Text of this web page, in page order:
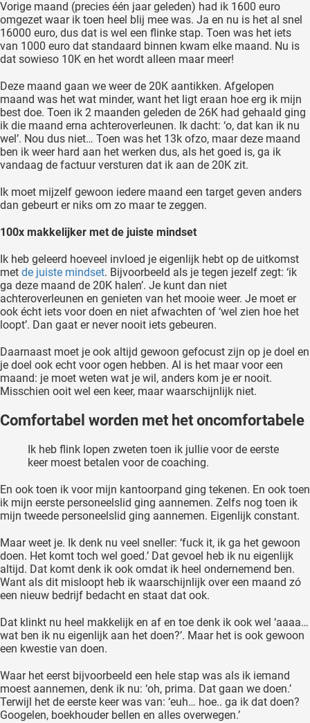
Vorige maand (precies één jaar geleden) had ik 1600 euro
omgezet waar ik toen heel blij mee was. Ja en nu is het al snel
16000 euro, dus dat is wel een flinke stap. Toen was het iets
van 1000 euro dat standaard binnen kwam elke maand. Nu is
dat sowieso 10K en het wordt alleen maar meer!
Deze maand gaan we weer de 20K aantikken. Afgelopen
maand was het wat minder, want het ligt eraan hoe erg ik mijn
best doe. Toen ik 2 maanden geleden de 26K had gehaald ging
ik die maand erna achteroverleunen. Ik dacht: ‘o, dat kan ik nu
wel’. Nou dus niet… Toen was het 13k ofzo, maar deze maand
ben ik weer hard aan het werken dus, als het goed is, ga ik
vandaag de factuur versturen dat ik aan de 20K zit.
Ik moet mijzelf gewoon iedere maand een target geven anders
dan gebeurt er niks om zo maar te zeggen.
100x makkelijker met de juiste mindset
Ik heb geleerd hoeveel invloed je eigenlijk hebt op de uitkomst
met de juiste mindset. Bijvoorbeeld als je tegen jezelf zegt: ‘ik
ga deze maand de 20K halen’. Je kunt dan niet
achteroverleunen en genieten van het mooie weer. Je moet er
ook écht iets voor doen en niet afwachten of ‘wel zien hoe het
loopt’. Dan gaat er never nooit iets gebeuren.
Daarnaast moet je ook altijd gewoon gefocust zijn op je doel en
je doel ook echt voor ogen hebben. Al is het maar voor een
maand: je moet weten wat je wil, anders kom je er nooit.
Misschien ooit wel een keer, maar waarschijnlijk niet.
Comfortabel worden met het oncomfortabele
Ik heb flink lopen zweten toen ik jullie voor de eerste
keer moest betalen voor de coaching.
En ook toen ik voor mijn kantoorpand ging tekenen. En ook toen
ik mijn eerste personeelslid ging aannemen. Zelfs nog toen ik
mijn tweede personeelslid ging aannemen. Eigenlijk constant.
Maar weet je. Ik denk nu veel sneller: ‘fuck it, ik ga het gewoon
doen. Het komt toch wel goed.’ Dat gevoel heb ik nu eigenlijk
altijd. Dat komt denk ik ook omdat ik heel ondernemend ben.
Want als dit misloopt heb ik waarschijnlijk over een maand zó
een nieuw bedrijf bedacht en staat dat ook.
Dat klinkt nu heel makkelijk en af en toe denk ik ook wel ‘aaaa…
wat ben ik nu eigenlijk aan het doen?’. Maar het is ook gewoon
een kwestie van doen.
Waar het eerst bijvoorbeeld een hele stap was als ik iemand
moest aannemen, denk ik nu: ‘oh, prima. Dat gaan we doen.’
Terwijl het de eerste keer was van: ‘euh… hoe.. ga ik dat doen?
Googelen, boekhouder bellen en alles overwegen.’